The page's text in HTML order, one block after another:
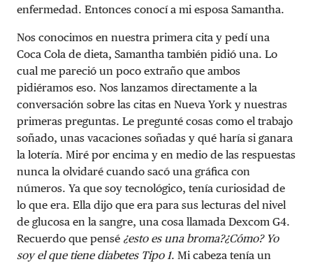
enfermedad. Entonces conocí a mi esposa Samantha.
Nos conocimos en nuestra primera cita y pedí una
Coca Cola de dieta, Samantha también pidió una. Lo
cual me pareció un poco extraño que ambos
pidiéramos eso. Nos lanzamos directamente a la
conversación sobre las citas en Nueva York y nuestras
primeras preguntas. Le pregunté cosas como el trabajo
soñado, unas vacaciones soñadas y qué haría si ganara
la lotería. Miré por encima y en medio de las respuestas
nunca la olvidaré cuando sacó una gráfica con
números. Ya que soy tecnológico, tenía curiosidad de
lo que era. Ella dijo que era para sus lecturas del nivel
de glucosa en la sangre, una cosa llamada Dexcom G4.
Recuerdo que pensé ¿esto es una broma?¿Cómo? Yo
soy el que tiene diabetes Tipo 1. Mi cabeza tenía un